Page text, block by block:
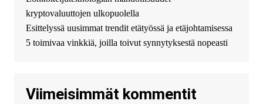
можете получить
финансирование в долг без
избыточных вопросов и
документов? Тогда обратитесь
guest_4889 :Cmon Suomi 👏
kryptovaluuttojen ulkopuolella
Esittelyssä uusimmat trendit etätyössä ja etäjohtamisessa
5 toimivaa vinkkiä, joilla toivut synnytyksestä nopeasti
Viimeisimmät kommentit